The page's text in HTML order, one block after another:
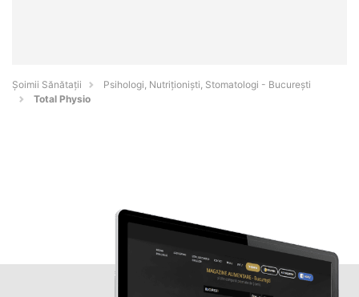
Şoimii Sănătații
Psihologi, Nutriționiști, Stomatologi - Bucureşti
Total Physio